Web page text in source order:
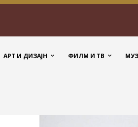
АРТ И ДИЗАЈН ФИЛМ И ТВ